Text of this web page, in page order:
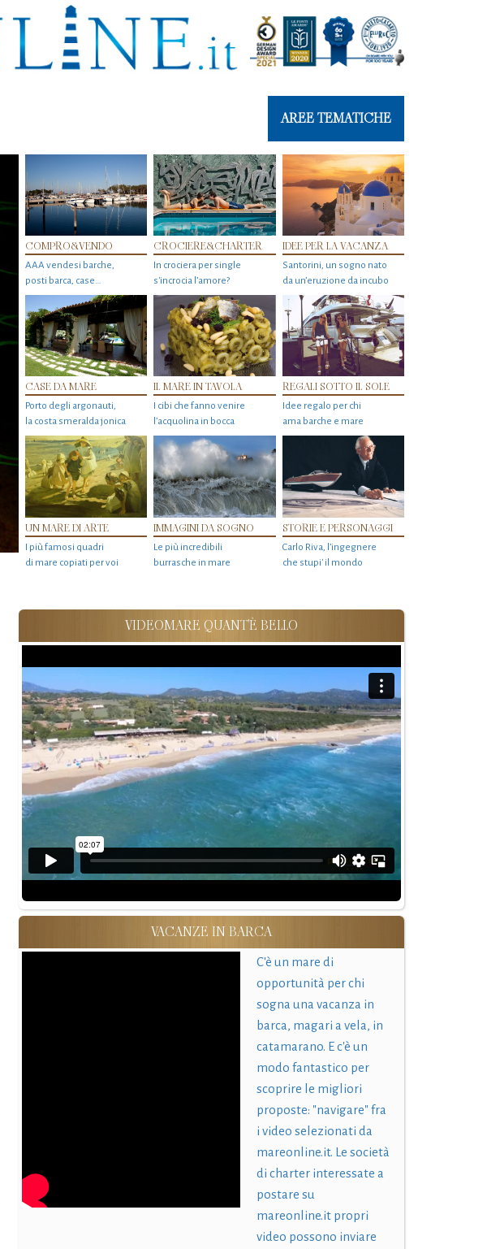
AREE TEMATICHE
COMPRO&VENDO
AAA vendesi barche,
posti barca, case…
CROCIERE&CHARTER
In crociera per single
s'incrocia l’amore?
IDEE PER LA VACANZA
Santorini, un sogno nato
da un’eruzione da incubo
CASE DA MARE
Porto degli argonauti,
la costa smeralda jonica
IL MARE IN TAVOLA
I cibi che fanno venire
l’acquolina in bocca
REGALI SOTTO IL SOLE
Idee regalo per chi
ama barche e mare
UN MARE DI ARTE
I più famosi quadri
di mare copiati per voi
IMMAGINI DA SOGNO
Le più incredibili
burrasche in mare
STORIE E PERSONAGGI
Carlo Riva, l’ingegnere
che stupi' il mondo
VIDEOMARE QUANT'È BELLO
VACANZE IN BARCA
C'è un mare di
opportunità per chi
sogna una vacanza in
barca, magari a vela, in
catamarano. E c'è un
modo fantastico per
scoprire le migliori
proposte: "navigare" fra
i video selezionati da
mareonline.it. Le società
di charter interessate a
postare su
mareonline.it propri
video possono inviare